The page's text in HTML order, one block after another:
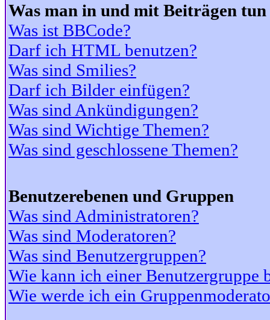
Was man in und mit Beiträgen
Was ist BBCode?
Darf ich HTML benutzen?
Was sind Smilies?
Darf ich Bilder einfügen?
Was sind Ankündigungen?
Was sind Wichtige Themen?
Was sind geschlossene Themen?
Benutzerebenen und Gruppen
Was sind Administratoren?
Was sind Moderatoren?
Was sind Benutzergruppen?
Wie kann ich einer Benutzergruppe
Wie werde ich ein